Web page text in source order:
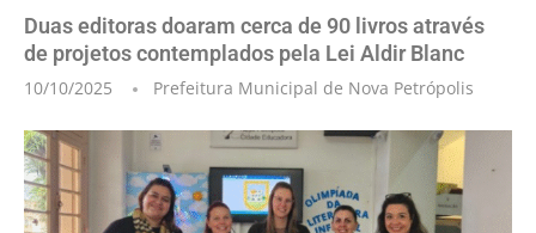
Duas editoras doaram cerca de 90 livros através
de projetos contemplados pela Lei Aldir Blanc
10/10/2025 Prefeitura Municipal de Nova Petrópolis